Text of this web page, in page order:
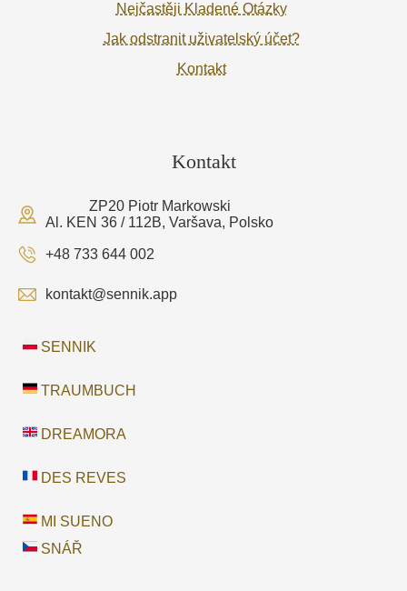
Nejčastěji Kladené Otázky
Jak odstranit uživatelský účet?
Kontakt
Kontakt
ZP20 Piotr Markowski
Al. KEN 36 / 112B, Varšava, Polsko
+48 733 644 002
kontakt@sennik.app
SENNIK
TRAUMBUCH
DREAMORA
DES REVES
MI SUENO
SNÁŘ